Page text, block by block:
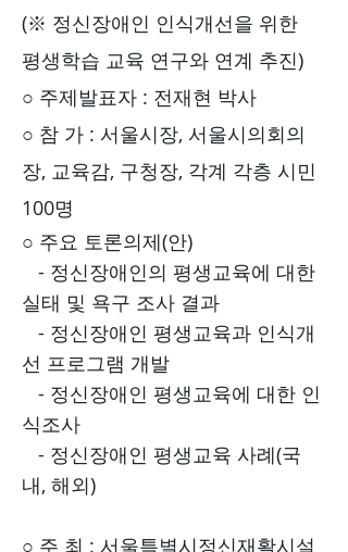
(※ 정신장애인 인식개선을 위한
평생학습 교육 연구와 연계 추진)
○ 주제발표자 : 전재현 박사
○ 참 가 : 서울시장, 서울시의회의
장, 교육감, 구청장, 각계 각층 시민
100명
○ 주요 토론의제(안)
- 정신장애인의 평생교육에 대한
실태 및 욕구 조사 결과
- 정신장애인 평생교육과 인식개
선 프로그램 개발
- 정신장애인 평생교육에 대한 인
식조사
- 정신장애인 평생교육 사례(국
내, 해외)
○ 주 최 : 서울특별시정신재활시설